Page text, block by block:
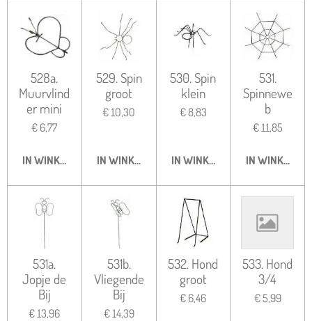
528a.
Muurvlind
er mini
€ 6,77
IN WINKELWAGEN
529. Spin
groot
€ 10,30
IN WINKELWAGEN
530. Spin
klein
€ 8,83
IN WINKELWAGEN
531.
Spinnewe
b
€ 11,85
IN
531a.
Jopje de
Bij
€ 13,96
531b.
Vliegende
Bij
€ 14,39
532. Hond
groot
€ 6,46
533. Hond
3/4
€ 5,99